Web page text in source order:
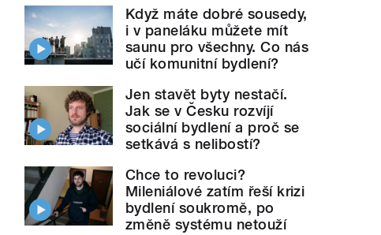
Když máte dobré sousedy,
i v paneláku můžete mít
saunu pro všechny. Co nás
učí komunitní bydlení?
Jen stavět byty nestačí.
Jak se v Česku rozvíjí
sociální bydlení a proč se
setkává s nelibostí?
Chce to revoluci?
Mileniálové zatím řeší krizi
bydlení soukromě, po
změně systému netouží